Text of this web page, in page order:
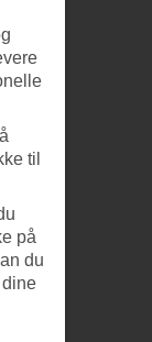
til
på
du